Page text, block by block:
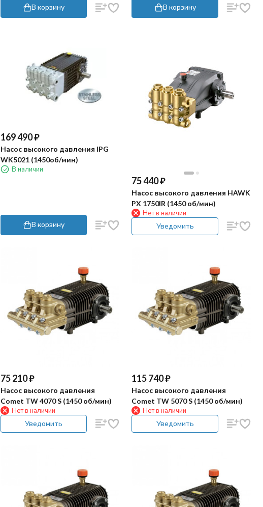
В корзину В корзину
169 490₽
Насос высокого давления IPG
WK5021 (1450об/мин)
В наличии
В корзину
75 440₽
Насос высокого давления HAWK
PX 1750IR (1450 об/мин)
Нет в наличии
Уведомить
75 210₽
Насос высокого давления
Comet TW 4070 S (1450 об/мин)
Нет в наличии
Уведомить
115 740₽
Насос высокого давления
Comet TW 5070 S (1450 об/мин)
Нет в наличии
Уведомить